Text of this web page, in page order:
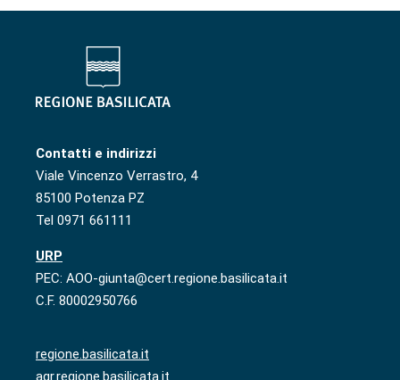
Contatti e indirizzi
Viale Vincenzo Verrastro, 4
85100 Potenza PZ
Tel 0971 661111
URP
PEC: AOO-giunta@cert.regione.basilicata.it
C.F. 80002950766
regione.basilicata.it
agr.regione.basilicata.it